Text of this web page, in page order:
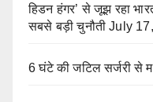
हिडन हंगर’ से जूझ रहा
सबसे बड़ी चुनौती July
6 घंटे की जटिल सर्जरी से